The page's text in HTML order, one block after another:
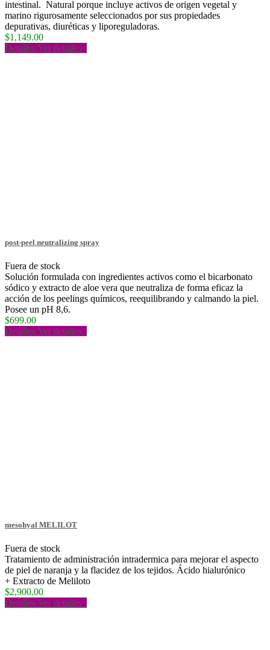
intestinal. Natural porque incluye activos de origen vegetal y
marino rigurosamente seleccionados por sus propiedades
depurativas, diuréticas y liporeguladoras.
$1,149.00
Detalles Ver detalles
post-peel neutralizing spray
Fuera de stock
Solución formulada con ingredientes activos como el bicarbonato
sódico y extracto de aloe vera que neutraliza de forma eficaz la
acción de los peelings químicos, reequilibrando y calmando la piel.
Posee un pH 8,6.
$699.00
Detalles Ver detalles
mesohyal MELILOT
Fuera de stock
Tratamiento de administración intradermica para mejorar el aspecto
de piel de naranja y la flacidez de los tejidos. Ácido hialurónico
+ Extracto de Meliloto
$2,900.00
Detalles Ver detalles